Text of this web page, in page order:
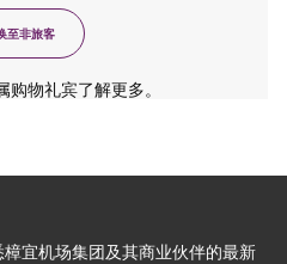
至非旅客
物礼宾了解更多。
宜机场集团及其商业伙伴的最新